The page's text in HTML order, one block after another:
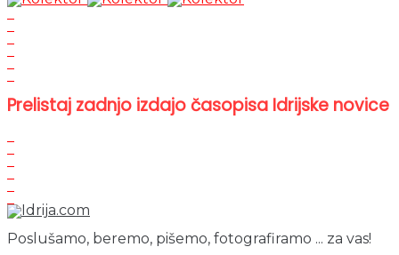
Prelistaj zadnjo izdajo časopisa Idrijske novice
Poslušamo, beremo, pišemo, fotografiramo ... za vas!